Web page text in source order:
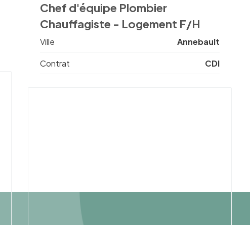
Chef d'équipe Plombier
Chauffagiste - Logement F/H
Ville Annebault
Contrat CDI